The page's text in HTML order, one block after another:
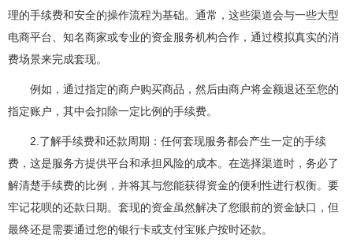
理的手续费和安全的操作流程为基础。通常，这些渠道会与一些大型
电商平台、知名商家或专业的资金服务机构合作，通过模拟真实的消
费场景来完成套现。
例如，通过指定的商户购买商品，然后由商户将金额退还至您的
指定账户，其中会扣除一定比例的手续费。
2.了解手续费和还款周期：任何套现服务都会产生一定的手续
费，这是服务方提供平台和承担风险的成本。在选择渠道时，务必了
解清楚手续费的比例，并将其与您能获得资金的便利性进行权衡。要
牢记花呗的还款日期。套现的资金虽然解决了您眼前的资金缺口，但
最终还是需要通过您的银行卡或支付宝账户按时还款。